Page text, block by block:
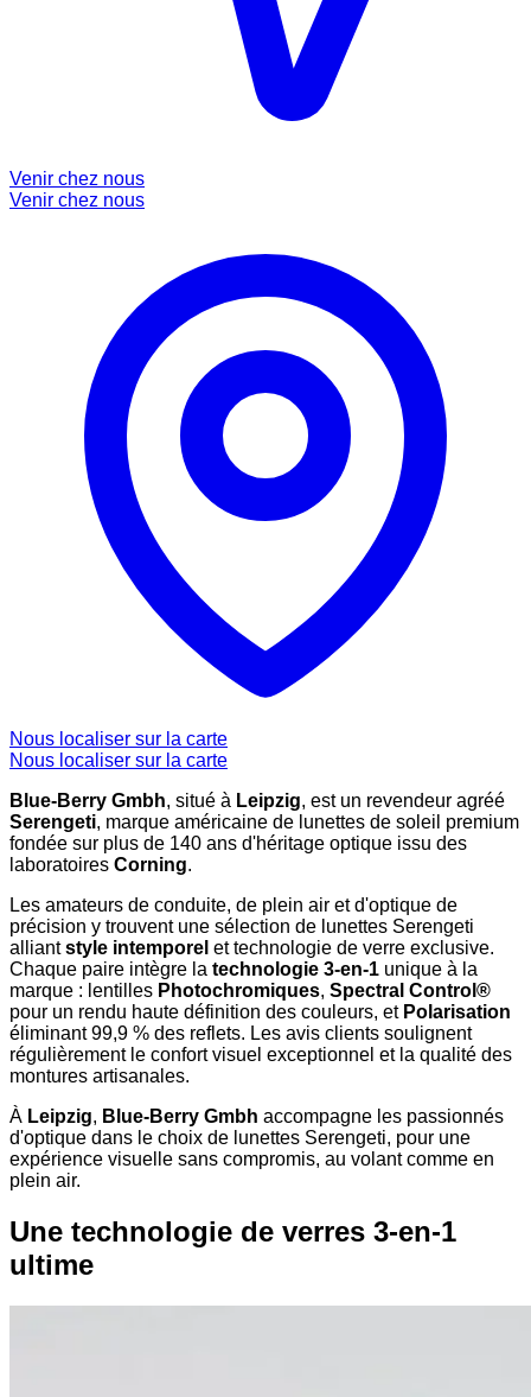
Venir chez nous
Venir chez nous
Nous localiser sur la carte
Nous localiser sur la carte
Blue-Berry Gmbh, situé à Leipzig, est un revendeur agréé
Serengeti, marque américaine de lunettes de soleil premium
fondée sur plus de 140 ans d'héritage optique issu des
laboratoires Corning.
Les amateurs de conduite, de plein air et d'optique de
précision y trouvent une sélection de lunettes Serengeti
alliantstyle intemporel et technologie de verre exclusive.
Chaque paire intègre la technologie 3-en-1 unique à la
marque : lentilles Photochromiques, Spectral Control®
pour un rendu haute définition des couleurs, et Polarisation
éliminant 99,9 % des reflets. Les avis clients soulignent
régulièrement le confort visuel exceptionnel et la qualité des
montures artisanales.
À Leipzig, Blue-Berry Gmbh accompagne les passionnés
d'optique dans le choix de lunettes Serengeti, pour une
expérience visuelle sans compromis, au volant comme en
plein air.
Une technologie de verres 3-en-1
ultime